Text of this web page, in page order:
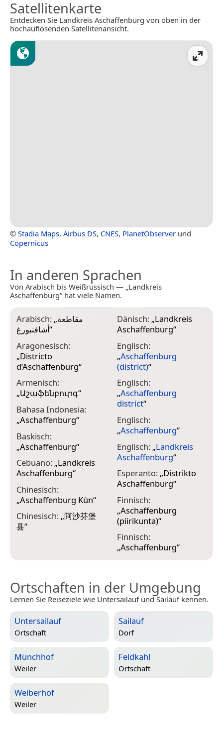
Satellitenkarte
Entdecken Sie Landkreis Aschaffenburg von oben in der
hochauflösenden Satellitenansicht.
© Stadia Maps, Airbus DS, CNES, PlanetObserver und
Copernicus
In anderen Sprachen
Von Arabisch bis Weißrussisch — „Landkreis
Aschaffenburg“ hat viele Namen.
Arabisch: „مقاطعة
أشافنبورغ“
Aragonesisch:
„Districto
d’Aschaffenburg“
Armenisch:
„Աշաֆենբուրգ“
Bahasa Indonesia:
„Aschaffenburg“
Baskisch:
„Aschaffenburg“
Cebuano: „Landkreis
Aschaffenburg“
Chinesisch:
„Aschaffenburg Kūn“
Chinesisch: „阿沙芬堡
县“
Dänisch: „Landkreis
Aschaffenburg“
Englisch:
„Aschaffenburg
(district)“
Englisch:
„Aschaffenburg
district“
Englisch:
„Aschaffenburg“
Englisch: „Landkreis
Aschaffenburg“
Esperanto: „Distrikto
Aschaffenburg“
Finnisch:
„Aschaffenburg
(piirikunta)“
Finnisch:
„Aschaffenburg“
Ortschaften in der Umgebung
Lernen Sie Reiseziele wie Untersailauf und Sailauf kennen.
Untersailauf
Ortschaft
Sailauf
Dorf
Münchhof
Weiler
Feldkahl
Ortschaft
Weiberhof
Weiler